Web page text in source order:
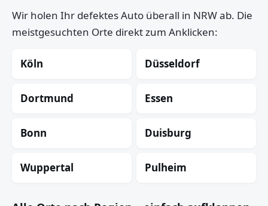
Wir holen Ihr defektes Auto überall in NRW ab. Die
meistgesuchten Orte direkt zum Anklicken:
Köln Düsseldorf
Dortmund Essen
Bonn Duisburg
Wuppertal Pulheim